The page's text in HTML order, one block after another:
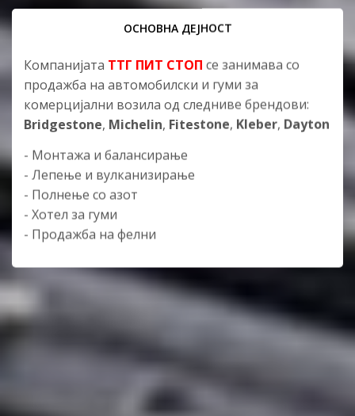
ОСНОВНА ДЕЈНОСТ
Компанијата ТТГ ПИТ СТОП се занимава со
продажба на автомобилски и гуми за
комерцијални возила од следниве брендови:
Bridgestone, Michelin, Fitestone, Kleber, Dayton
- Монтажа и балансирање
- Лепење и вулканизирање
- Полнење со азот
- Хотел за гуми
- Продажба на фелни